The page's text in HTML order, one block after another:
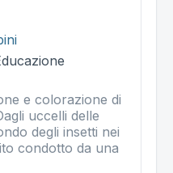
e colorazione di
uccelli delle
degli insetti nei
condotto da una